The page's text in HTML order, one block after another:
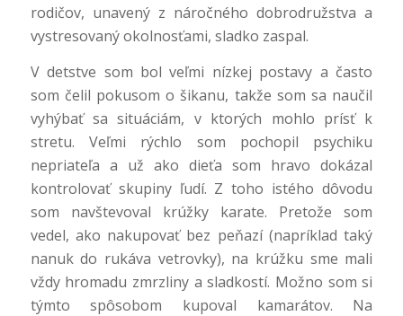
rodičov, unavený z náročného dobrodružstva a
vystresovaný okolnosťami, sladko zaspal.
V detstve som bol veľmi nízkej postavy a často
som čelil pokusom o šikanu, takže som sa naučil
vyhýbať sa situáciám, v ktorých mohlo prísť k
stretu. Veľmi rýchlo som pochopil psychiku
nepriateľa a už ako dieťa som hravo dokázal
kontrolovať skupiny ľudí. Z toho istého dôvodu
som navštevoval krúžky karate. Pretože som
vedel, ako nakupovať bez peňazí (napríklad taký
nanuk do rukáva vetrovky), na krúžku sme mali
vždy hromadu zmrzliny a sladkostí. Možno som si
týmto spôsobom kupoval kamarátov. Na